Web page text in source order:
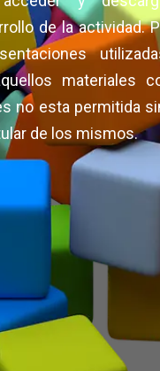
de la actividad.
materiales
no esta permitida
de los mismos.